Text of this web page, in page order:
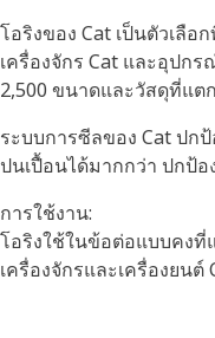
โอริงของ Cat เป็นตัวเลื
เครื่องจักร Cat และอุปก
2,500 ขนาดและวัสดุที่แต
ระบบการซีลของ Cat ปก
ปนเปื้อนได้มากกว่า ปกป้
การใช้งาน:
โอริงใช้ในข้อต่อแบบคง
เครื่องจักรและเครื่องยนต์